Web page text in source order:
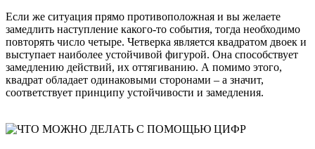
Если же ситуация прямо противоположная и вы желаете
замедлить наступление какого-то события, тогда необходимо
повторять число четыре. Четверка является квадратом двоек и
выступает наиболее устойчивой фигурой. Она способствует
замедлению действий, их оттягиванию. А помимо этого,
квадрат обладает одинаковыми сторонами – а значит,
соответствует принципу устойчивости и замедления.